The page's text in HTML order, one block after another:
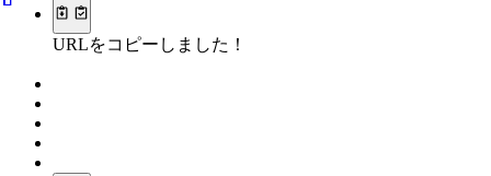
URLをコピーしました！